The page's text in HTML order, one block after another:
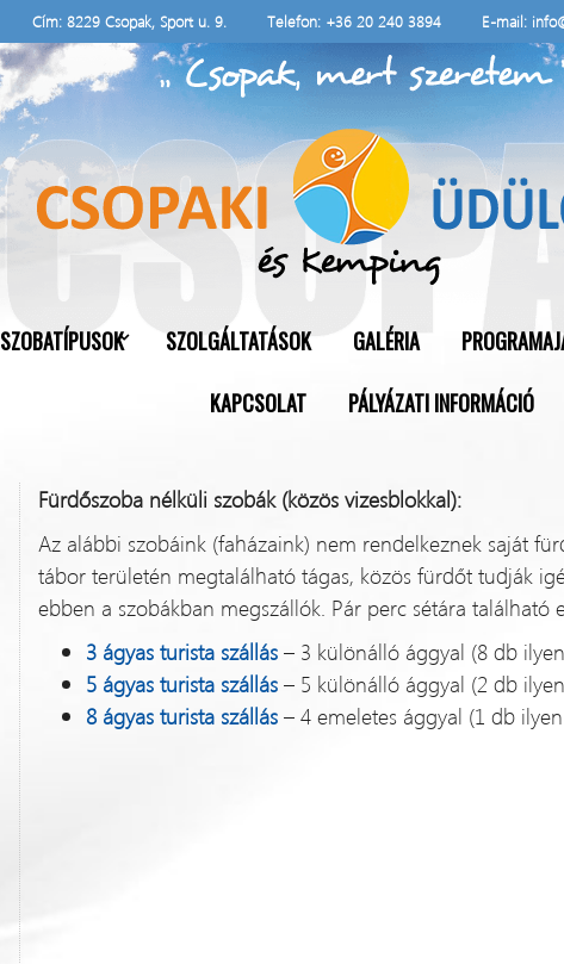
Cím: 8229 Csopak, Sport u. 9. Telefon: +36 20 240 3894 E-mail:
SZOBATÍPUSOK SZOLGÁLTATÁSOK GALÉRIA
KAPCSOLAT
PÁLYÁZATI INFORMÁCIÓ
Fürdőszoba nélküli szobák (közös vizesblokkal):
Az alábbi szobáink (faházaink) nem rendelkeznek saját
tábor területén megtalálható tágas, közös fürdőt tudják
ebben a szobákban megszállók. Pár perc sétára található
3 ágyas turista szállás– 3 különálló ággyal (8 db
5 ágyas turista szállás– 5 különálló ággyal (2 db
8 ágyas turista szállás– 4 emeletes ággyal (1 db